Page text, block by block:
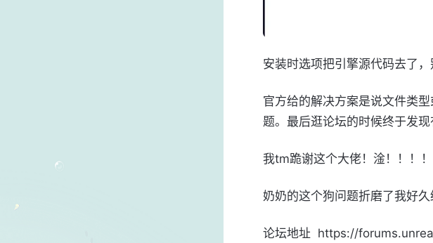
安装时选项把引擎源代码去了，
官方给的解决方案是说文件类
题。最后逛论坛的时候终于发
我tm跪谢这个大佬！淦！！！！
奶奶的这个狗问题折磨了我好久
论坛地址  https://